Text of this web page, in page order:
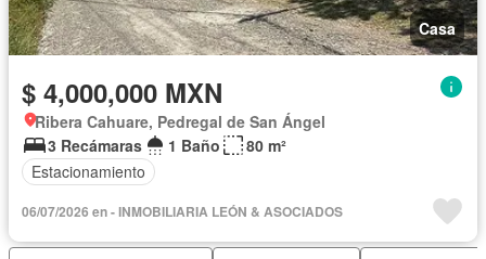
Casa
$ 4,000,000 MXN
Ribera Cahuare, Pedregal de San Ángel
3 Recámaras
1 Baño
80 m²
Estacionamiento
06/07/2026 en - INMOBILIARIA LEÓN & ASOCIADOS